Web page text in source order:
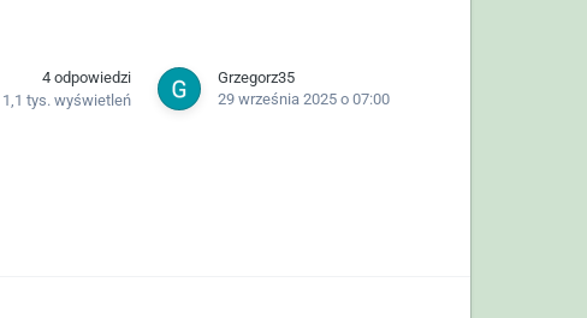
4 odpowiedzi
1,1 tys. wyświetleń
Grzegorz35
29 września 2025 o 07:00